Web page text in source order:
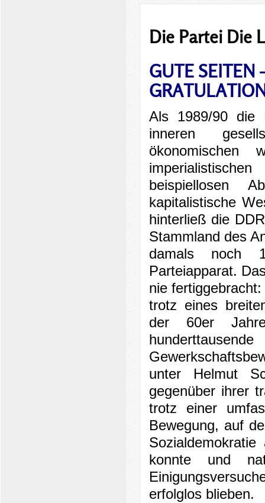
Die Partei Die
GUTE SEITEN
Als 1989/90 die
inneren
ökonomischen
beispiellosen
kapitalistische
hinterließ die
Stammland des
damals noch
Parteiapparat.
nie
trotz eines
der 60er
unter Helmut
gegenüber ihrer
trotz einer
Bewegung, auf
konnte und
erfolglos blieben.